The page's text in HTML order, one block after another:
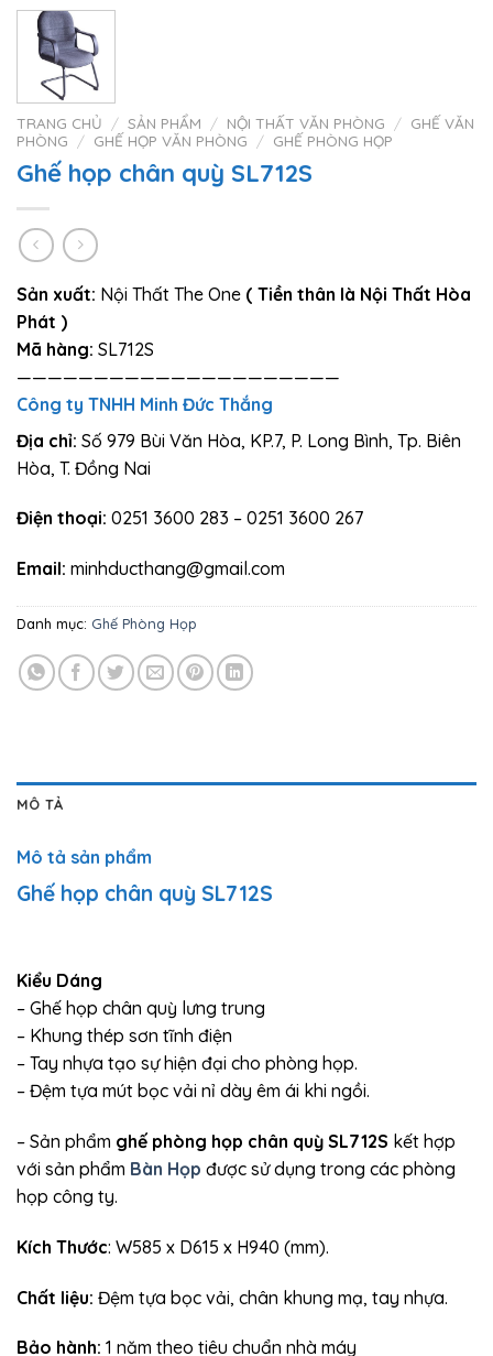
TRANG CHỦ / SẢN PHẨM / NỘI THẤT VĂN PHÒNG / GHẾ VĂN
PHÒNG / GHẾ HỌP VĂN PHÒNG / GHẾ PHÒNG HỌP
Ghế họp chân quỳ SL712S
Sản xuất: Nội Thất The One ( Tiền thân là Nội Thất Hòa
Phát )
Mã hàng: SL712S
—————————————————————
Công ty TNHH Minh Đức Thắng
Địa chỉ: Số 979 Bùi Văn Hòa, KP.7, P. Long Bình, Tp. Biên
Hòa, T. Đồng Nai
Điện thoại: 0251 3600 283 – 0251 3600 267
Email: minhducthang@gmail.com
Danh mục: Ghế Phòng Họp
MÔ TẢ
Mô tả sản phẩm
Ghế họp chân quỳ SL712S
Kiểu Dáng
– Ghế họp chân quỳ lưng trung
– Khung thép sơn tĩnh điện
– Tay nhựa tạo sự hiện đại cho phòng họp.
– Đệm tựa mút bọc vải nỉ dày êm ái khi ngồi.
– Sản phẩm ghế phòng họp chân quỳ SL712S kết hợp
với sản phẩm Bàn Họp được sử dụng trong các phòng
họp công ty.
Kích Thước: W585 x D615 x H940 (mm).
Chất liệu: Đệm tựa bọc vải, chân khung mạ, tay nhựa.
Bảo hành: 1 năm theo tiêu chuẩn nhà máy